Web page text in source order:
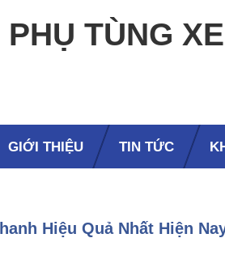
PHỤ TÙNG
GIỚI THIỆU TIN TỨC
Hiệu Quả Nhất Hiện